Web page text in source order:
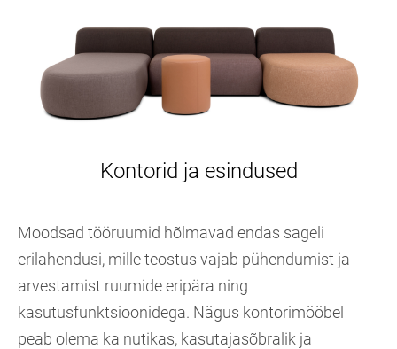
Kontorid ja esindused
Moodsad tööruumid hõlmavad endas sageli
erilahendusi, mille teostus vajab pühendumist ja
arvestamist ruumide eripära ning
kasutusfunktsioonidega. Nägus kontorimööbel
peab olema ka nutikas, kasutajasõbralik ja